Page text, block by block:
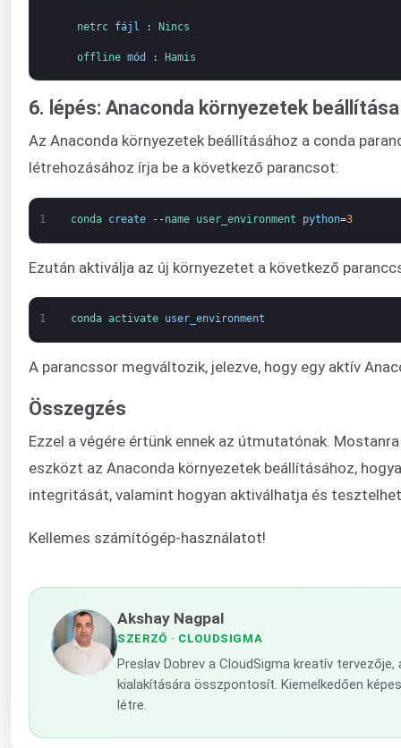
netrc fájl : Nincs
offline mód : Hamis
6. lépés: Anaconda környezetek beállítása
Az Anaconda környezetek beállításához a conda
létrehozásához írja be a következő parancsot:
1 conda create --name user_environment python=3
Ezután aktiválja az új környezetet a következő
1 conda activate user_environment
A parancssor megváltozik, jelezve, hogy egy aktív
Összegzés
Ezzel a végére értünk ennek az útmutatónak.
eszközt az Anaconda környezetek beállításához,
integritását, valamint hogyan aktiválhatja és
Kellemes számítógép-használatot!
Akshay Nagpal
SZERZŐ · CLOUDSIGMA
Preslav Dobrev a CloudSigma kreatív
kialakítására összpontosít. Kiemelkedően
létre.